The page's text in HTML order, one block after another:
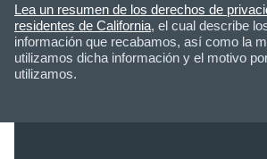
Lea un resumen de los derechos de
residentes de California, el cual describe
información que recabamos, así como la
utilizamos dicha información y el motivo
utilizamos.